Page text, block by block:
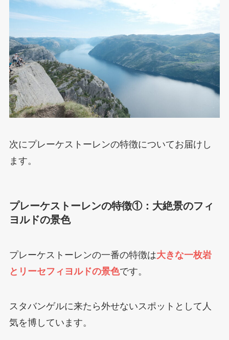
次にプレーケストーレンの特徴についてお届けし
ます。
プレーケストーレンの特徴①：大絶景のフィ
ヨルドの景色
プレーケストーレンの一番の特徴は大きな一枚岩
とリーセフィヨルドの景色です。
スタバンゲルに来たら外せないスポットとして人
気を博しています。